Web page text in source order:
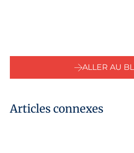
ALLER AU
Articles connexes